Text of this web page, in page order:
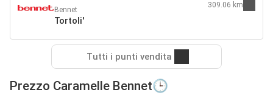
Bennet
Tortoli'
309.06 km
Tutti i punti vendita
Prezzo Caramelle Bennet🕒